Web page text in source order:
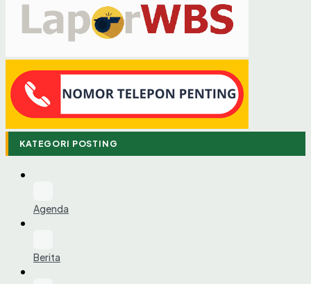
KATEGORI POSTING
Agenda
Berita